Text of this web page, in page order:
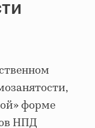
форме
НПД